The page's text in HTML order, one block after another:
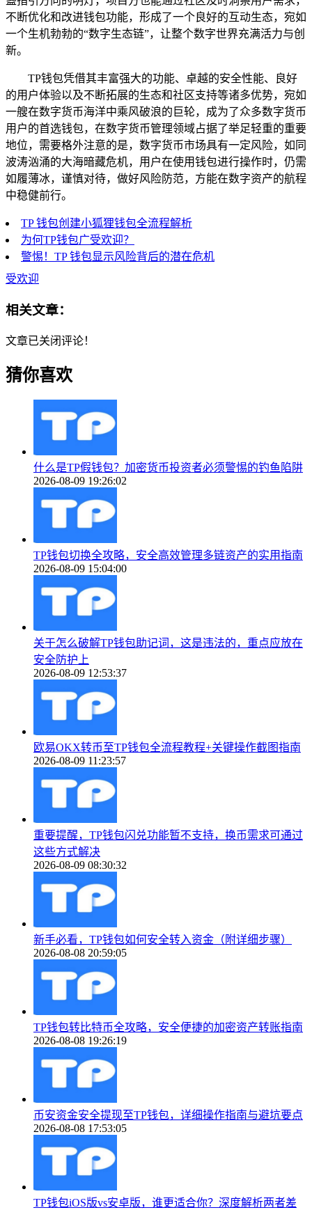
不断优化和改进钱包功能，形成了一个良好的互动生态，宛如
一个生机勃勃的“数字生态链”，让整个数字世界充满活力与创
新。
TP钱包凭借其丰富强大的功能、卓越的安全性能、良好
的用户体验以及不断拓展的生态和社区支持等诸多优势，宛如
一艘在数字货币海洋中乘风破浪的巨轮，成为了众多数字货币
用户的首选钱包，在数字货币管理领域占据了举足轻重的重要
地位，需要格外注意的是，数字货币市场具有一定风险，如同
波涛汹涌的大海暗藏危机，用户在使用钱包进行操作时，仍需
如履薄冰，谨慎对待，做好风险防范，方能在数字资产的航程
中稳健前行。
TP 钱包创建小狐狸钱包全流程解析
为何TP钱包广受欢迎？
警惕！TP 钱包显示风险背后的潜在危机
受欢迎
相关文章：
文章已关闭评论！
猜你喜欢
什么是TP假钱包？加密货币投资者必须警惕的钓鱼陷阱
2026-08-09 19:26:02
TP钱包切换全攻略，安全高效管理多链资产的实用指南
2026-08-09 15:04:00
关于怎么破解TP钱包助记词，这是违法的，重点应放在
安全防护上
2026-08-09 12:53:37
欧易OKX转币至TP钱包全流程教程+关键操作截图指南
2026-08-09 11:23:57
重要提醒，TP钱包闪兑功能暂不支持，换币需求可通过
这些方式解决
2026-08-09 08:30:32
新手必看，TP钱包如何安全转入资金（附详细步骤）
2026-08-08 20:59:05
TP钱包转比特币全攻略，安全便捷的加密资产转账指南
2026-08-08 19:26:19
币安资金安全提现至TP钱包，详细操作指南与避坑要点
2026-08-08 17:53:05
TP钱包iOS版vs安卓版，谁更适合你？深度解析两者差